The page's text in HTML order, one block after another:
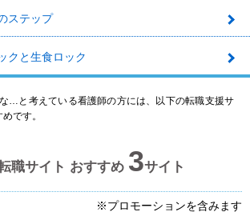
ステップ
クと生食ロック
な…と考えている看護師の方には、以下の転職支援サ
です。
職サイト おすすめ 3サイト
※プロモーションを含みます